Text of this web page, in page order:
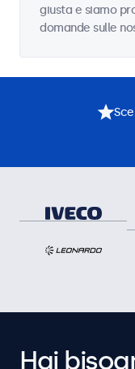
giusta e siamo
domande sulle
Hai